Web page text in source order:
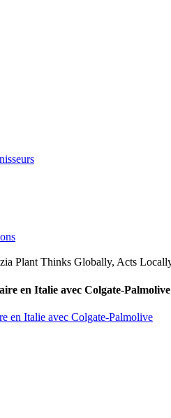
en Italie avec Colgate-Palmolive
en Italie avec Colgate-Palmolive